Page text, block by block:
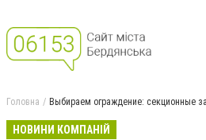
Головна Выбираем ограждение: секционные
НОВИНИ КОМПАНІЙ